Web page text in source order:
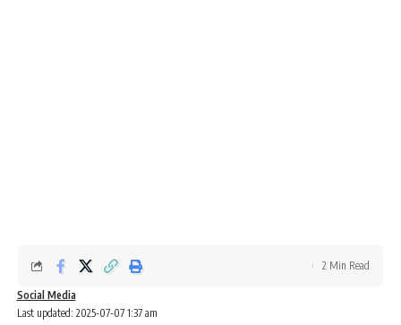
Last updated: 2025-07-07 1:37 am
Social Media
2 Min Read